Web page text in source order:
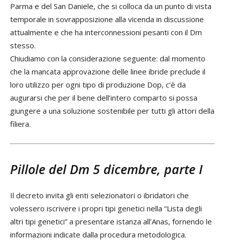
Parma e del San Daniele, che si colloca da un punto di vista
temporale in sovrapposizione alla vicenda in discussione
attualmente e che ha interconnessioni pesanti con il Dm
stesso.
Chiudiamo con la considerazione seguente: dal momento
che la mancata approvazione delle linee ibride preclude il
loro utilizzo per ogni tipo di produzione Dop, c’è da
augurarsi che per il bene dell’intero comparto si possa
giungere a una soluzione sostenibile per tutti gli attori della
filiera.
Pillole del Dm 5 dicembre, parte I
Il decreto invita gli enti selezionatori o ibridatori che
volessero iscrivere i propri tipi genetici nella “Lista degli
altri tipi genetici” a presentare istanza all’Anas, fornendo le
informazioni indicate dalla procedura metodologica.